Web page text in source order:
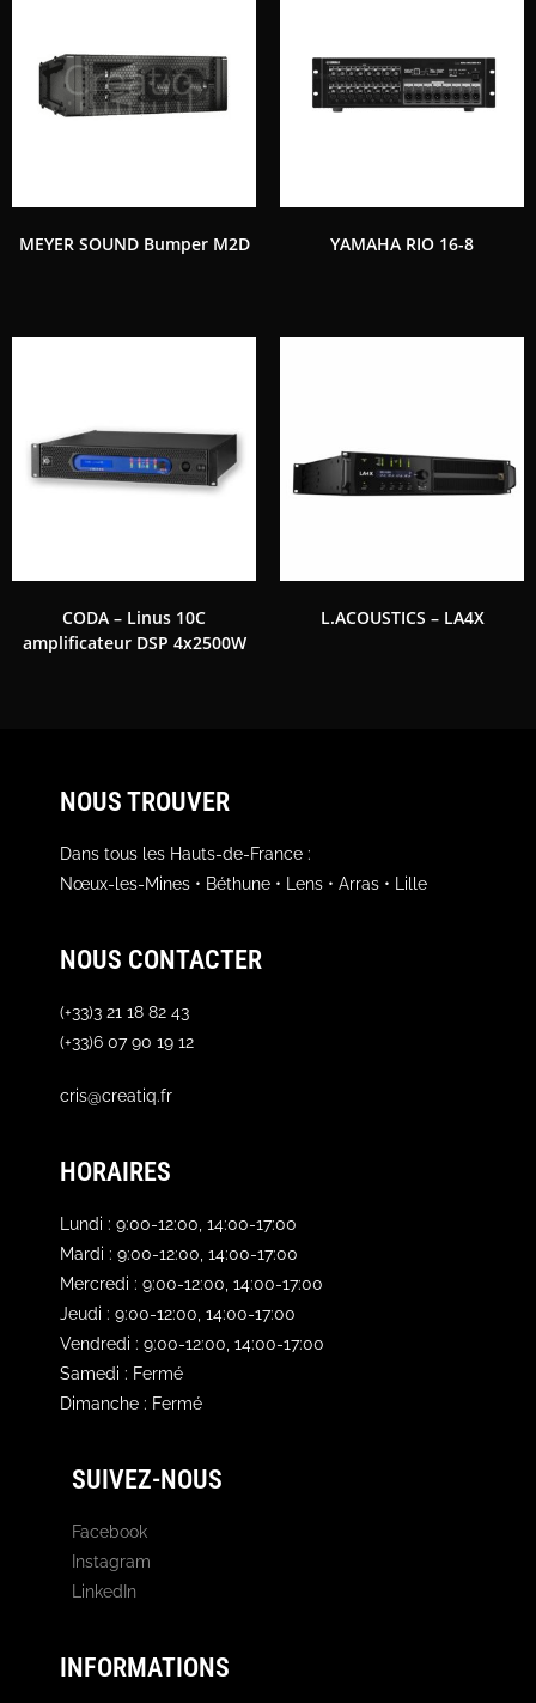
MEYER SOUND Bumper M2D YAMAHA RIO 16-8
CODA – Linus 10C
amplificateur DSP 4x2500W
L.ACOUSTICS – LA4X
NOUS TROUVER
Dans tous les Hauts-de-France :
Nœux-les-Mines • Béthune • Lens • Arras • Lille
NOUS CONTACTER
(+33)3 21 18 82 43
(+33)6 07 90 19 12
cris@creatiq.fr
HORAIRES
Lundi : 9:00-12:00, 14:00-17:00
Mardi : 9:00-12:00, 14:00-17:00
Mercredi : 9:00-12:00, 14:00-17:00
Jeudi : 9:00-12:00, 14:00-17:00
Vendredi : 9:00-12:00, 14:00-17:00
Samedi : Fermé
Dimanche : Fermé
SUIVEZ-NOUS
Facebook
Instagram
LinkedIn
INFORMATIONS